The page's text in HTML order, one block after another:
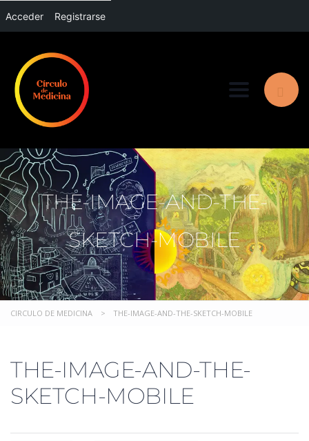
Acceder Registrarse
Toggle
THE-IMAGE-AND-THE-
SKETCH-MOBILE
CIRCULO DE MEDICINA > THE-IMAGE-AND-THE-SKETCH-MOBILE
THE-IMAGE-AND-THE-
SKETCH-MOBILE